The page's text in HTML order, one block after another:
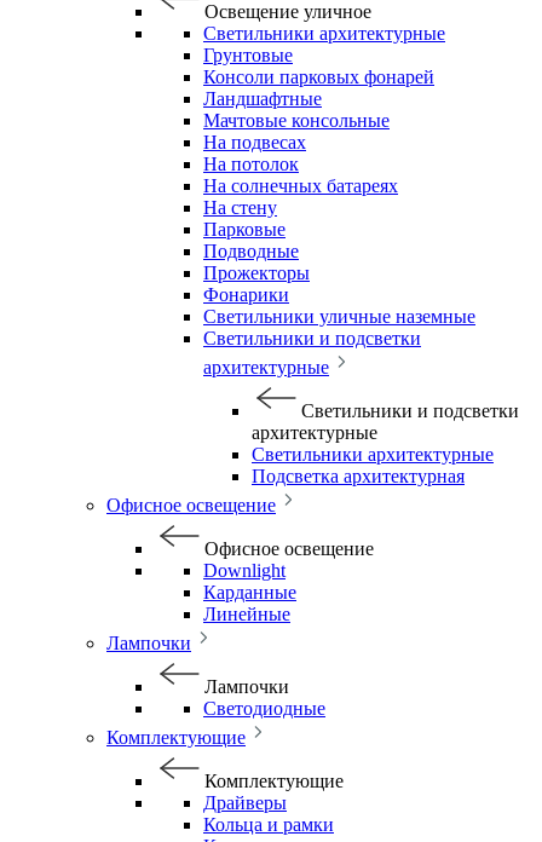
Освещение уличное
Светильники архитектурные
Грунтовые
Консоли парковых фонарей
Ландшафтные
Мачтовые консольные
На подвесах
На потолок
На солнечных батареях
На стену
Парковые
Подводные
Прожекторы
Фонарики
Светильники уличные наземные
Светильники и подсветки
архитектурные
Светильники и подсветки
архитектурные
Светильники архитектурные
Подсветка архитектурная
Офисное освещение
Офисное освещение
Downlight
Карданные
Линейные
Лампочки
Лампочки
Светодиодные
Комплектующие
Комплектующие
Драйверы
Кольца и рамки